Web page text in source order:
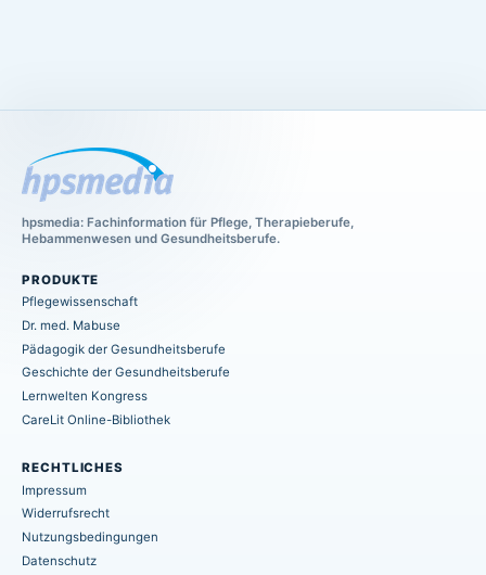
hpsmedia: Fachinformation für Pflege, Therapieberufe,
Hebammenwesen und Gesundheitsberufe.
PRODUKTE
Pflegewissenschaft
Dr. med. Mabuse
Pädagogik der Gesundheitsberufe
Geschichte der Gesundheitsberufe
Lernwelten Kongress
CareLit Online-Bibliothek
RECHTLICHES
Impressum
Widerrufsrecht
Nutzungsbedingungen
Datenschutz